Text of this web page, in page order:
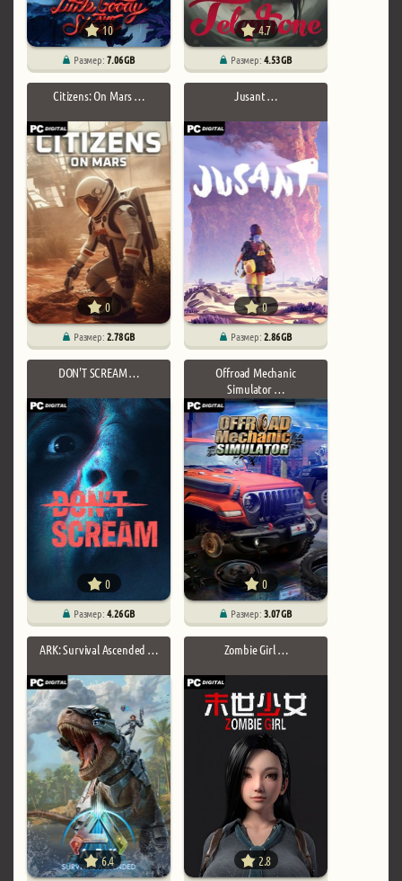
10
Размер:7.06 GB
4.7
Размер:4.53 GB
Citizens: On Mars …
0
Размер:2.78 GB
Jusant …
0
Размер:2.86 GB
DON'T SCREAM …
0
Размер:4.26 GB
Offroad Mechanic
Simulator …
0
Размер:3.07 GB
ARK: Survival Ascended …
6.4
Zombie Girl …
2.8